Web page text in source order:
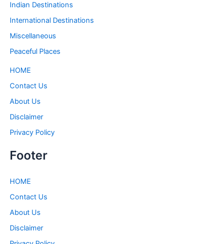
Indian Destinations
International Destinations
Miscellaneous
Peaceful Places
HOME
Contact Us
About Us
Disclaimer
Privacy Policy
Footer
HOME
Contact Us
About Us
Disclaimer